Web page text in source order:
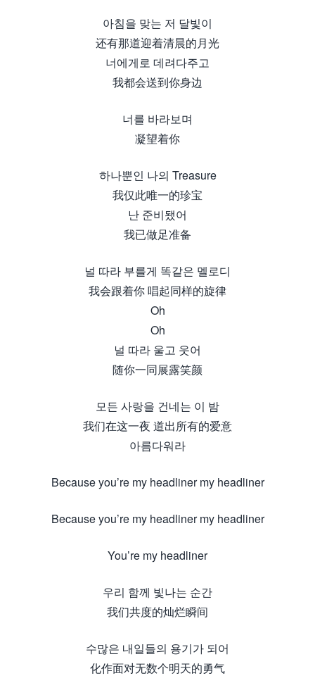
아침을 맞는 저 달빛이
还有那道迎着清晨的月光
너에게로 데려다주고
我都会送到你身边
너를 바라보며
凝望着你
하나뿐인 나의 Treasure
我仅此唯一的珍宝
난 준비됐어
我已做足准备
널 따라 부를게 똑같은 멜로디
我会跟着你 唱起同样的旋律
Oh
Oh
널 따라 울고 웃어
随你一同展露笑颜
모든 사랑을 건네는 이 밤
我们在这一夜 道出所有的爱意
아름다워라
Because you’re my headliner my headliner
Because you’re my headliner my headliner
You’re my headliner
우리 함께 빛나는 순간
我们共度的灿烂瞬间
수많은 내일들의 용기가 되어
化作面对无数个明天的勇气